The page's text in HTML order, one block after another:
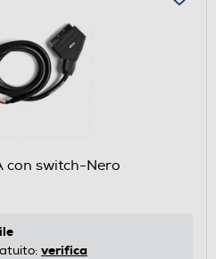
con switch-Nero
verifica